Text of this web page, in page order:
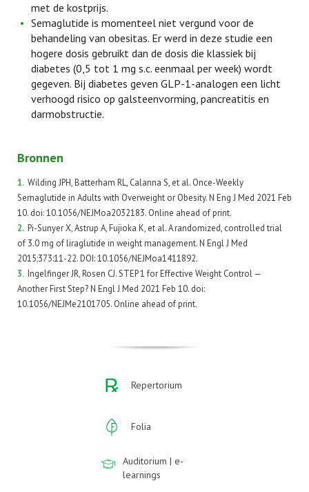
met de kostprijs.
Semaglutide is momenteel niet vergund voor de
behandeling van obesitas. Er werd in deze studie een
hogere dosis gebruikt dan de dosis die klassiek bij
diabetes (0,5 tot 1 mg s.c. eenmaal per week) wordt
gegeven. Bij diabetes geven GLP-1-analogen een licht
verhoogd risico op galsteenvorming, pancreatitis en
darmobstructie.
Bronnen
1. Wilding JPH, Batterham RL, Calanna S, et al. Once-Weekly
Semaglutide in Adults with Overweight or Obesity. N Eng J Med 2021 Feb
10. doi: 10.1056/NEJMoa2032183. Online ahead of print.
2. Pi-Sunyer X, Astrup A, Fujioka K, et al. A randomized, controlled trial
of 3.0 mg of liraglutide in weight management. N Engl J Med
2015;373:11-22. DOI: 10.1056/NEJMoa1411892.
3. Ingelfinger JR, Rosen CJ. STEP 1 for Effective Weight Control —
Another First Step? N Engl J Med 2021 Feb 10. doi:
10.1056/NEJMe2101705. Online ahead of print.
Repertorium
Folia
Auditorium | e-
learnings